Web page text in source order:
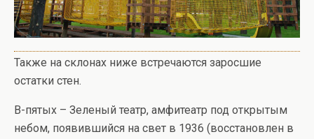
Также на склонах ниже встречаются заросшие
остатки стен.
В-пятых – Зеленый театр, амфитеатр под открытым
небом, появившийся на свет в 1936 (восстановлен в